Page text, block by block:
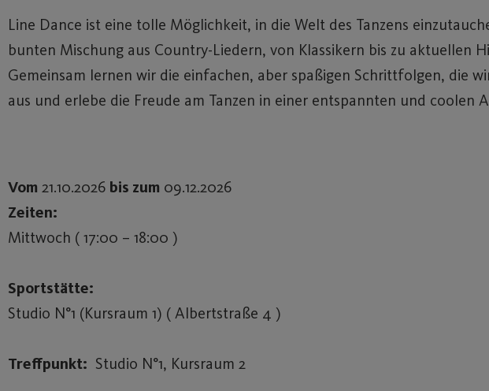
Line Dance ist eine tolle Möglichkeit, in die Welt des Tanzens
bunten Mischung aus Country-Liedern, von Klassikern bis zu aktuellen
Gemeinsam lernen wir die einfachen, aber spaßigen Schrittfolgen, die
aus und erlebe die Freude am Tanzen in einer entspannten und coolen
Vom 21.10.2026 bis zum 09.12.2026
Zeiten:
Mittwoch ( 17:00 – 18:00 )
Sportstätte:
Studio N°1 (Kursraum 1) ( Albertstraße 4 )
Treffpunkt: Studio N°1, Kursraum 2